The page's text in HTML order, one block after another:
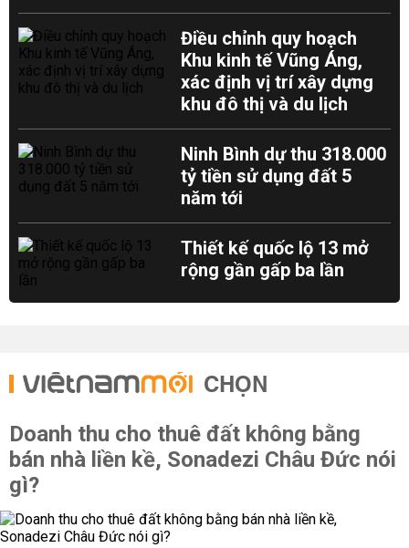
Điều chỉnh quy hoạch
Khu kinh tế Vũng Áng,
xác định vị trí xây dựng
khu đô thị và du lịch
Ninh Bình dự thu 318.000
tỷ tiền sử dụng đất 5
năm tới
Thiết kế quốc lộ 13 mở
rộng gần gấp ba lần
CHỌN
Doanh thu cho thuê đất không bằng
bán nhà liền kề, Sonadezi Châu Đức nói
gì?